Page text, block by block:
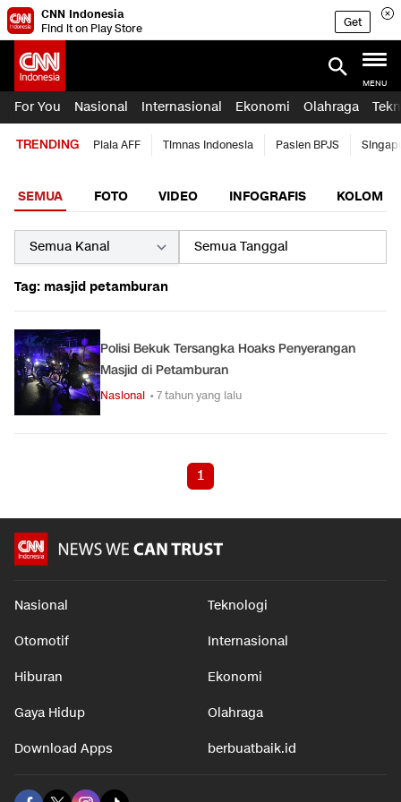
CNN Indonesia
Find it on Play Store
Get
MENU
For You Nasional Internasional Ekonomi Olahraga
TRENDING Piala AFF Timnas Indonesia Pasien BPJS
SEMUA FOTO VIDEO INFOGRAFIS KOLOM
Tag: masjid petamburan
Polisi Bekuk Tersangka Hoaks Penyerangan
Masjid di Petamburan
Nasional • 7 tahun yang lalu
1
Nasional Teknologi
Otomotif Internasional
Hiburan Ekonomi
Gaya Hidup Olahraga
Download Apps berbuatbaik.id